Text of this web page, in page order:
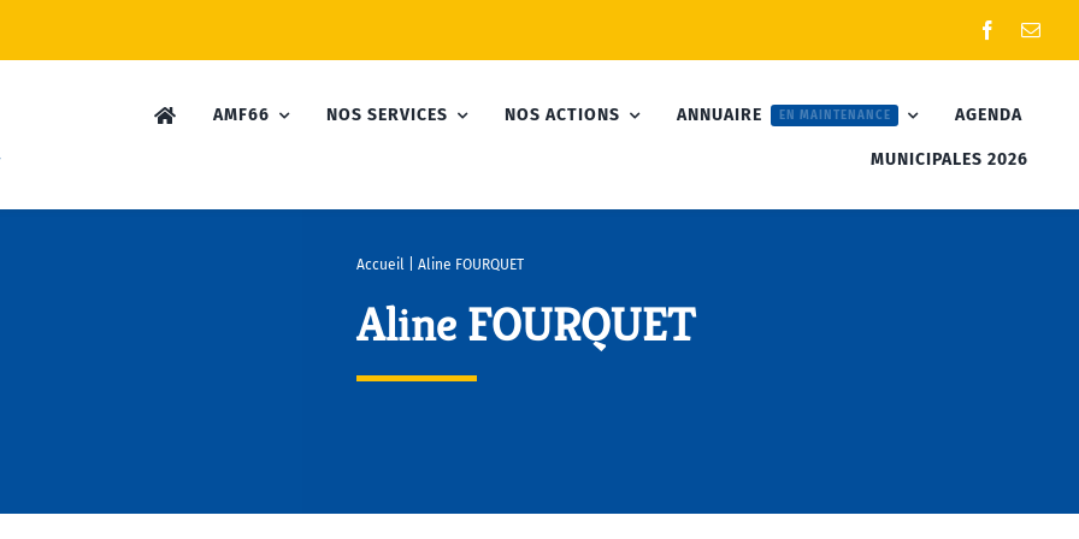
AMF66 NOS SERVICES NOS ACTIONS ANNUAIRE EN MAINTENANCE AGENDA
MUNICIPALES 2026
Accueil| Aline FOURQUET
Aline FOURQUET